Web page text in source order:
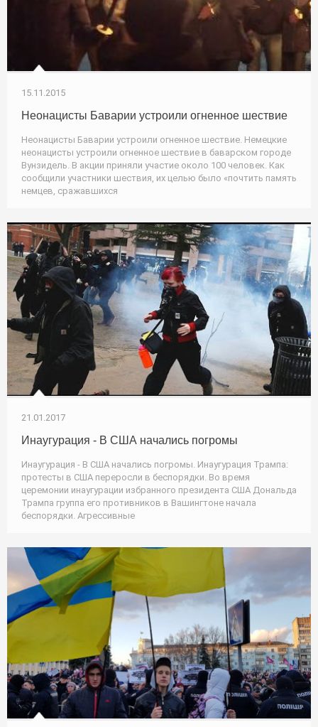
15.11.2015
Неонацисты Баварии устроили огненное шествие
Неонацисты Баварии устроили огненное шествие. Немецкие
неонацисты устроили огненное шествие в баварском городе
Вунзидель. В акции приняли участие около 100 человек. Как
сообщили участники шествия, их целью было «почтить память
немцев, сражавшихся
21.01.2017
Инаугурация - В США начались погромы
Инаугурация - В США начались погромы. Инаугурация Трампа:
протесты в США переросли в беспорядки. Во время
церемонии инаугурации избранного президента США Дональда
Трампа группа его противников в Вашингтоне начала
беспорядки. Агрессивные